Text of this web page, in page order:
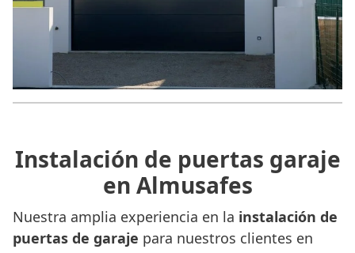
Instalación de puertas garaje
en Almusafes
Nuestra amplia experiencia en la instalación de
puertas de garaje para nuestros clientes en